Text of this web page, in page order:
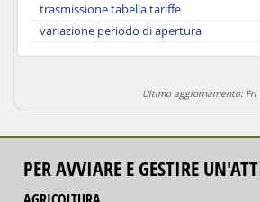
trasmissione tabella tariffe
variazione periodo di apertura
Ultimo aggiornamento: Fri
PER AVVIARE E GESTIRE